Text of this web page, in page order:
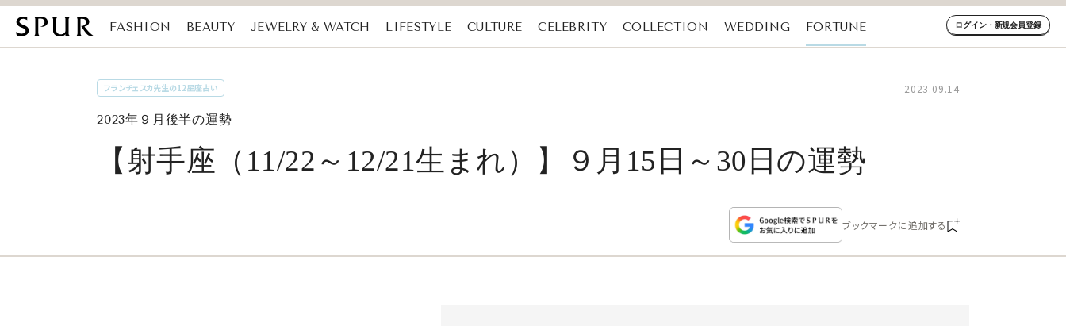
FASHION BEAUTY JEWELRY & WATCH LIFESTYLE CULTURE CELEBRITY COLLECTION WEDDING
FORTUNE
ログイン・新規会員登録
フランチェスカ先生の12星座占い 2023.09.14
2023年９月後半の運勢
【射手座（11/22～12/21生まれ）】９月15日～30日の運勢
ブックマークに追加する